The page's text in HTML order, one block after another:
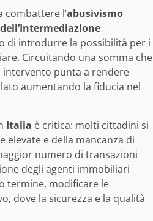
combattere l’abusivismo
di introdurre la possibilità per i
Circuitando una somma che
punta a rendere
aumentando la fiducia nel
Italia è critica: molti cittadini si
e della mancanza di
numero di transazioni
degli agenti immobiliari
termine, modificare le
dove la sicurezza e la qualità